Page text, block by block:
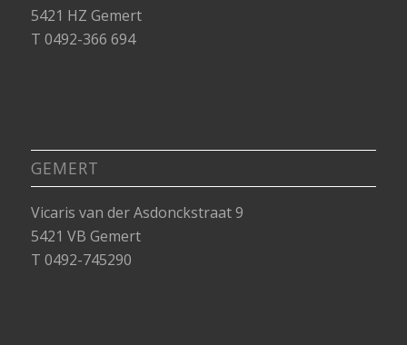
5421 HZ Gemert
T 0492-366 694
GEMERT
Vicaris van der Asdonckstraat 9
5421 VB Gemert
T 0492-745290